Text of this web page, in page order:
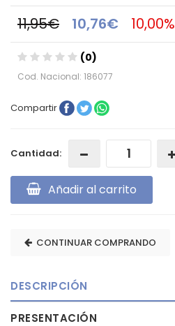
11,95€ 10,76€ 10,00%
(0)
Cod. Nacional: 186077
Compartir
Cantidad:
Añadir al carrito
CONTINUAR COMPRANDO
DESCRIPCIÓN
PRESENTACIÓN